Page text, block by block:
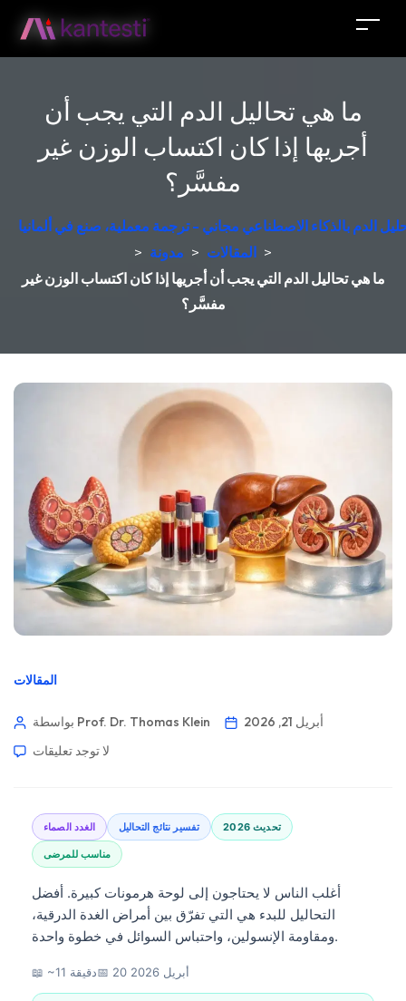
ما هي تحاليل الدم التي يجب أن
أجريها إذا كان اكتساب الوزن غير
مفسَّر؟
الدم بالذكاء الاصطناعي مجاني - ترجمة معملية، صنع في ألمانيا
> مدونة > المقالات >
ما هي تحاليل الدم التي يجب أن أجريها إذا كان اكتساب الوزن غير
مفسَّر؟
المقالات
بواسطة Prof. Dr. Thomas Klein
أبريل 21, 2026
لا توجد تعليقات
الغدد الصماء تفسير نتائج التحاليل تحديث 2026
مناسب للمرضى
أغلب الناس لا يحتاجون إلى لوحة هرمونات كبيرة. أفضل
التحاليل للبدء هي التي تفرّق بين أمراض الغدة الدرقية،
ومقاومة الإنسولين، واحتباس السوائل في خطوة واحدة.
📖 ~11 دقيقة📅 20 أبريل 2026